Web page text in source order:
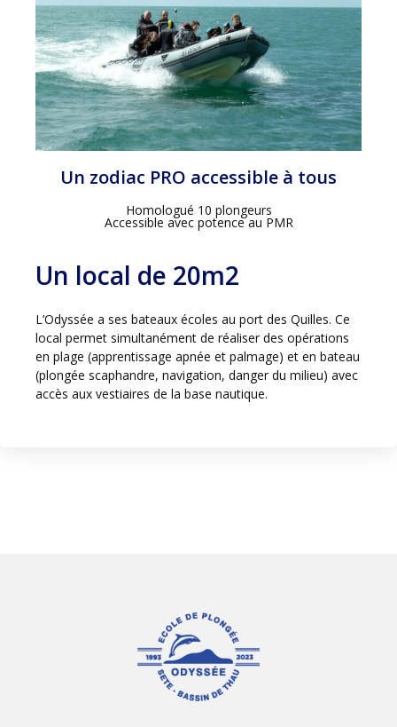
Un zodiac PRO accessible à tous
Homologué 10 plongeurs
Accessible avec potence au PMR
Un local de 20m2
L’Odyssée a ses bateaux écoles au port des Quilles. Ce
local permet simultanément de réaliser des opérations
en plage (apprentissage apnée et palmage) et en bateau
(plongée scaphandre, navigation, danger du milieu) avec
accès aux vestiaires de la base nautique.